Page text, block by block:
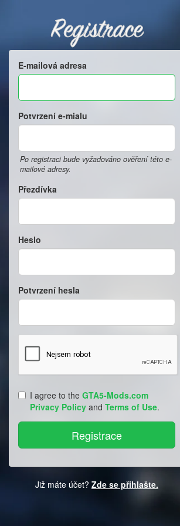
Registrace
E-mailová adresa
Potvrzení e-mialu
Po registraci bude vyžadováno ověření této e-
mailové adresy.
Přezdívka
Heslo
Potvrzení hesla
I agree to the GTA5-Mods.com
Privacy Policy and Terms of Use.
Již máte účet? Zde se přihlašte.